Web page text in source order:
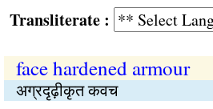
:
face hardened armour
अग्रदृढ़ीकृत कवच